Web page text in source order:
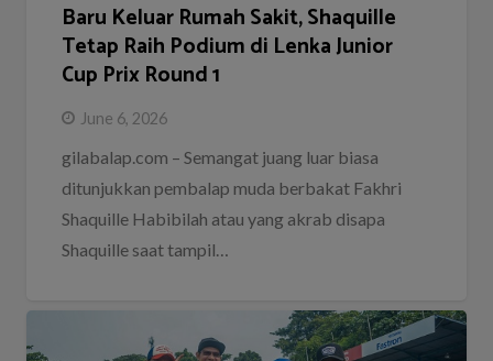
Baru Keluar Rumah Sakit, Shaquille
Tetap Raih Podium di Lenka Junior
Cup Prix Round 1
June 6, 2026
gilabalap.com – Semangat juang luar biasa
ditunjukkan pembalap muda berbakat Fakhri
Shaquille Habibilah atau yang akrab disapa
Shaquille saat tampil…